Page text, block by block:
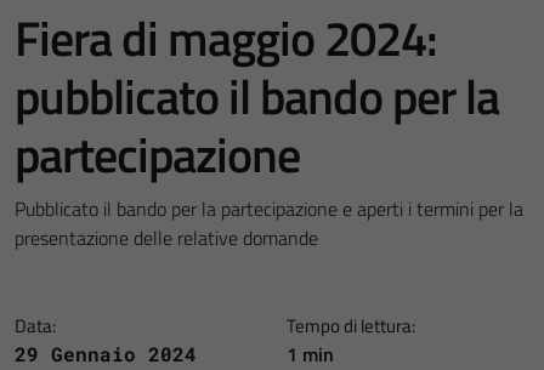
Fiera di maggio 2024:
pubblicato il bando per la
partecipazione
Pubblicato il bando per la partecipazione e aperti i termini per la
presentazione delle relative domande
Data:
29 Gennaio 2024
Tempo di lettura:
1 min